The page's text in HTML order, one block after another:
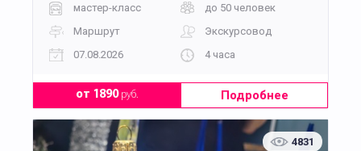
мастер-класс
до 50 человек
Маршрут
Экскурсовод
07.08.2026
4 часа
от 1890руб. Подробнее
4831